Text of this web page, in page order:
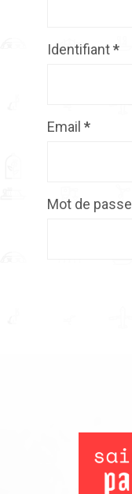
Identifiant*
Email *
Mot de passe